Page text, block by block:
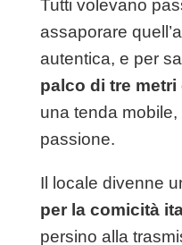
Tutti volevano
assaporare
autentica, e per
palco di tre metri
una tenda
passione.
Il locale divenne
per la comicità
persino alla